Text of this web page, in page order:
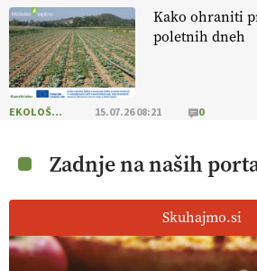
Kako ohraniti
poletnih dneh
EKOLOŠKO LOGIČNO 15.07.26 08:21 0
Zadnje na naših
Skuhajmo.si